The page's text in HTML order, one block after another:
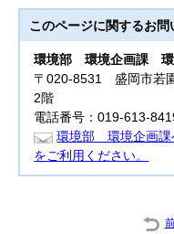
このページに関するお問
環境部環境企画課 環
〒020-8531 盛岡市若
2階
電話番号：019-613-
環境部 環境企画課
をご利用ください。